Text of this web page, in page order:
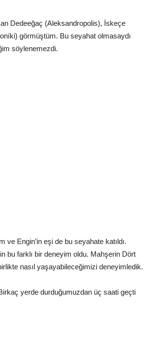
Dedeeğaç (Aleksandropolis), İskeçe
görmüştüm. Bu seyahat olmasaydı
söylenemezdi.
ve Engin’in eşi de bu seyahate katıldı.
bu farklı bir deneyim oldu. Mahşerin Dört
nasıl yaşayabileceğimizi deneyimledik.
yerde durduğumuzdan üç saati geçti